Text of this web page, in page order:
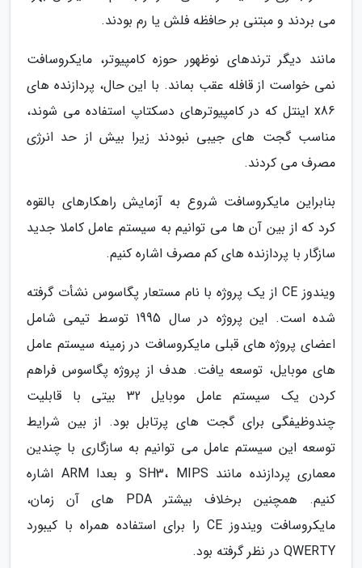
می بردند و مبتنی بر حافظه فلش یا رم بودند.
مانند دیگر ترندهای نوظهور حوزه کامپیوتر، مایکروسافت
نمی خواست از قافله عقب بماند. با این حال، پردازنده های
x86 اینتل که در کامپیوترهای دسکتاپ استفاده می شوند،
مناسب گجت های جیبی نبودند زیرا بیش از حد انرژی
مصرف می کردند.
بنابراین مایکروسافت شروع به آزمایش راهکارهای بالقوه
کرد که از بین آن ها می توانیم به سیستم عامل کاملا جدید
سازگار با پردازنده های کم مصرف اشاره کنیم.
ویندوز CE از یک پروژه با نام مستعار پگاسوس نشأت گرفته
شده است. این پروژه در سال 1995 توسط تیمی شامل
اعضای پروژه های قبلی مایکروسافت در زمینه سیستم عامل
های موبایل، توسعه یافت. هدف از پروژه پگاسوس فراهم
کردن یک سیستم عامل موبایل 32 بیتی با قابلیت
چندوظیفگی برای گجت های پرتابل بود. از بین شرایط
توسعه این سیستم عامل می توانیم به سازگاری با چندین
معماری پردازنده مانند SH3، MIPS و بعدا ARM اشاره
کنیم. همچنین برخلاف بیشتر PDA های آن زمان،
مایکروسافت ویندوز CE را برای استفاده همراه با کیبورد
QWERTY در نظر گرفته بود.